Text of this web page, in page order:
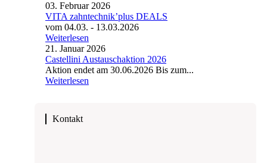
03. Februar 2026
VITA zahntechnik’plus DEALS
vom 04.03. - 13.03.2026
Weiterlesen
21. Januar 2026
Castellini Austauschaktion 2026
Aktion endet am 30.06.2026 Bis zum...
Weiterlesen
Kontakt